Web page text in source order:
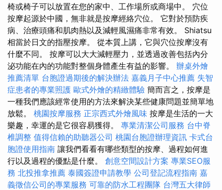
椅或椅子可以放置在您的家中、工作場所或商場中。 穴位
按摩起源於中國，無非就是按摩經絡穴位。 它對於預防疾
病、治療頭痛和肌肉熱以及減輕風濕痛非常有效。 Shiatsu
相當於日文的指壓按摩。 從本質上講，它與穴位按摩沒有
什麼不同。 按摩可以大大減輕壓力，並透過改善包括內分
泌功能在內的功能對整個身體產生有益的影響。 辦桌外燴
推薦清單 台胞證過期後的解決辦法 嘉義月子中心推薦 失智
症患者的專業照護 歐式外燴的精緻體驗 簡而言之，按摩是
一種我們應該經常使用的方法來解決某些健康問題並簡單地
放鬆。 桃園按摩服務 正宗西式外燴風味 按摩是生活的一大
樂趣，幸運的是它很容易獲得。 專業清潔公司服務 台中脊
椎調整 值得信賴的助聽器公司 桃園台胞證辦理資訊 卡式台
胞證使用指南 讓我們看看有哪些類型的按摩、過程如何進
行以及過程的優點是什麼。 創意空間設計方案 專業SEO服
務 北投推拿推薦 泰國簽證申請教學 公司登記流程指南 嘉
義徵信公司的專業服務 可靠的防水工程團隊 台灣五大律師